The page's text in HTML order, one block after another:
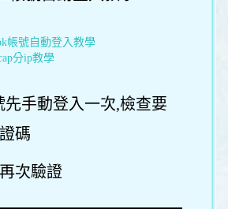
帳號自動登入教學
分ip教學
先手動登入一次,檢查要
碼
次驗證